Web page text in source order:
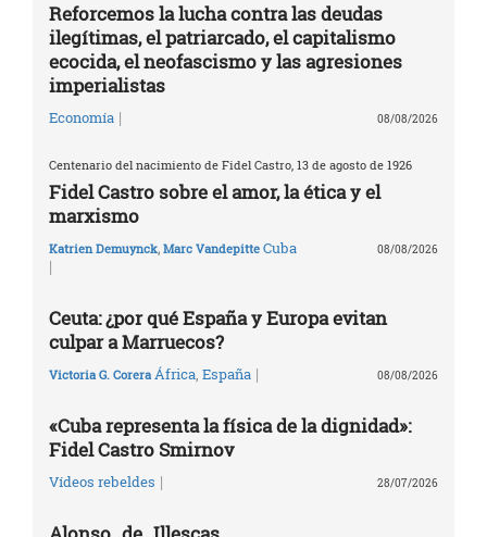
Reforcemos la lucha contra las deudas
ilegítimas, el patriarcado, el capitalismo
ecocida, el neofascismo y las agresiones
imperialistas
Economía | 08/08/2026
Centenario del nacimiento de Fidel Castro, 13 de agosto de 1926
Fidel Castro sobre el amor, la ética y el
marxismo
Katrien Demuynck, Marc Vandepitte Cuba
|
08/08/2026
Ceuta: ¿por qué España y Europa evitan
culpar a Marruecos?
Victoria G. Corera África España | 08/08/2026
«Cuba representa la física de la dignidad»:
Fidel Castro Smirnov
Vídeos rebeldes | 28/07/2026